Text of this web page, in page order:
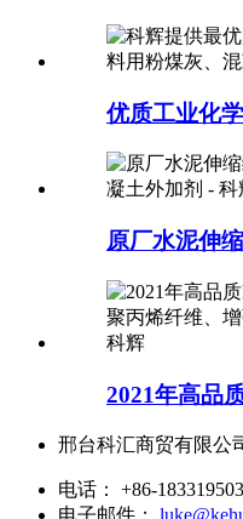
优质工业化
原厂水泥伸
2021年高品
邢台科汇商贸有限公
电话：
+86-